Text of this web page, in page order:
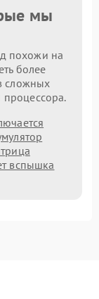
мы
похожи на
более
сложных
процессора.
вспышка